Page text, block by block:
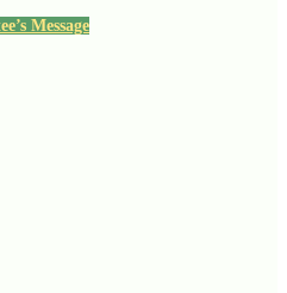
Message